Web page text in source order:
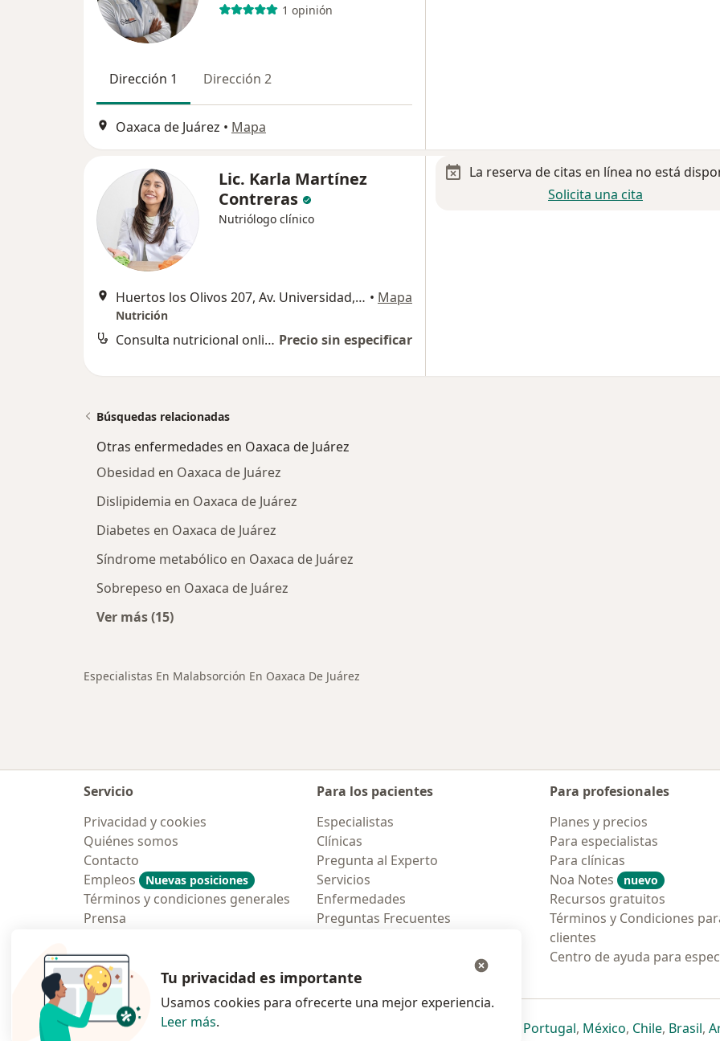
1 opinión
Dirección 1 Dirección 2
Oaxaca de Juárez • Mapa
Lic. Karla Martínez
Contreras
Nutriólogo clínico
Huertos los Olivos 207, Av. Universidad, Trinidad de las Huertas, Oaxaca de Juárez • Mapa
Nutrición
Consulta nutricional online Precio sin especificar
La reserva de citas en línea no está
Solicita una cita
Búsquedas relacionadas
Otras enfermedades en Oaxaca de Juárez
Obesidad en Oaxaca de Juárez
Dislipidemia en Oaxaca de Juárez
Diabetes en Oaxaca de Juárez
Síndrome metabólico en Oaxaca de Juárez
Sobrepeso en Oaxaca de Juárez
Ver más (15)
Especialistas En Malabsorción En Oaxaca De Juárez
Servicio
Privacidad y cookies
Quiénes somos
Contacto
Empleos
Nuevas posiciones
Términos y condiciones generales
Prensa
Para los pacientes
Especialistas
Clínicas
Pregunta al Experto
Servicios
Enfermedades
Preguntas Frecuentes
Para profesionales
Planes y precios
Para especialistas
Para clínicas
Noa Notes
nuevo
Recursos gratuitos
Términos y Condiciones
clientes
Centro de ayuda para
Polska se abre en una nueva pestaña
se abre en una nueva pestaña
se abre en una nueva pestaña
se abre en una nueva pestaña
Portugalse abre en una nueva
, Méxicose abre en una
, Chilese abre
, Brasilse
,
Tu privacidad es importante
Usamos cookies para ofrecerte una mejor experiencia.
Leer más.